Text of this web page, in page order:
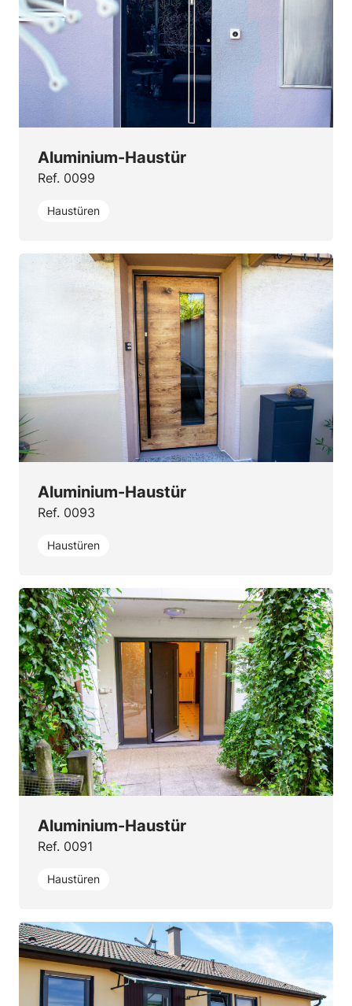
Aluminium-Haustür
Ref. 0099
Haustüren
Aluminium-Haustür
Ref. 0093
Haustüren
Aluminium-Haustür
Ref. 0091
Haustüren